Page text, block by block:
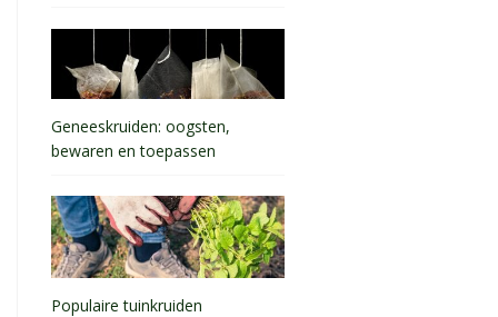
Geneeskruiden: oogsten,
bewaren en toepassen
Populaire tuinkruiden